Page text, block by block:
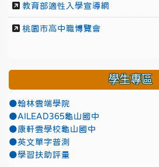
教育部適性入學宣導網
桃園市高中職博覽會
學生專區
●翰林雲端學院
●AILEAD365龜山國中
●康軒雲學校龜山國中
●英文單字普測
●學習扶助評量